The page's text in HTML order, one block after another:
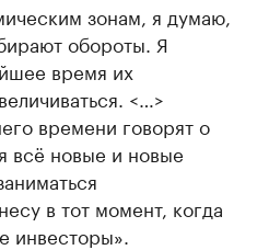
зонам, я думаю,
обороты. Я
время их
<…>
времени говорят о
всё новые и новые
в тот момент, когда
инвесторы».